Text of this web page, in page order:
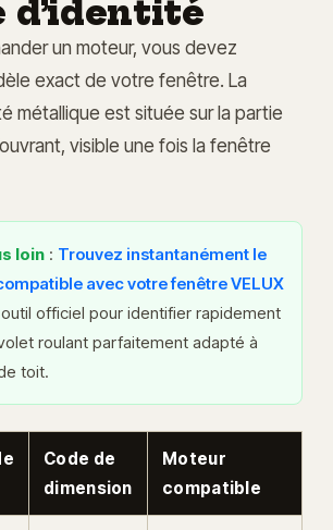
d’identité
un moteur, vous devez
exact de votre fenêtre. La
métallique est située sur la partie
visible une fois la fenêtre
loin : Trouvez instantanément le
avec votre fenêtre VELUX
officiel pour identifier rapidement
roulant parfaitement adapté à
toit.
Code de
dimension
Moteur
compatible